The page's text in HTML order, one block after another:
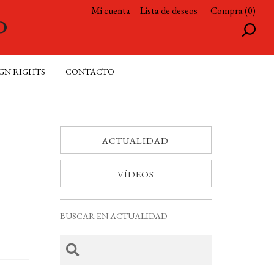
Mi cuenta Lista de deseos Compra (0)
RIGHTS CONTACTO
ACTUALIDAD
VÍDEOS
BUSCAR EN ACTUALIDAD